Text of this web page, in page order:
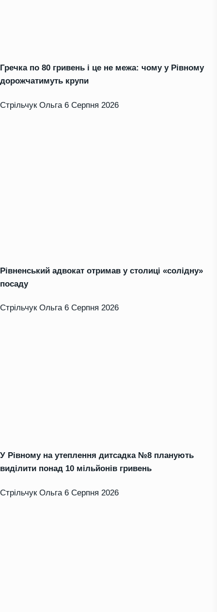
Гречка по 80 гривень і це не межа: чому у Рівному
дорожчатимуть крупи
Стрільчук Ольга 6 Серпня 2026
Рівненський адвокат отримав у столиці «солідну»
посаду
Стрільчук Ольга 6 Серпня 2026
У Рівному на утеплення дитсадка №8 планують
виділити понад 10 мільйонів гривень
Стрільчук Ольга 6 Серпня 2026